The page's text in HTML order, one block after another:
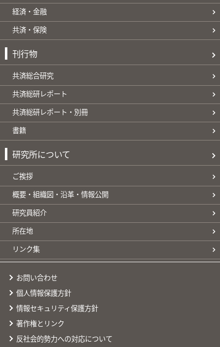
経済・金融
共済・保険
刊行物
共済総合研究
共済総研レポート
共済総研レポート・別冊
書籍
研究所について
ご挨拶
概要・組織図・沿革・情報公開
研究員紹介
所在地
リンク集
お問い合わせ
個人情報保護方針
情報セキュリティ保護方針
著作権とリンク
反社会的勢力への対応について